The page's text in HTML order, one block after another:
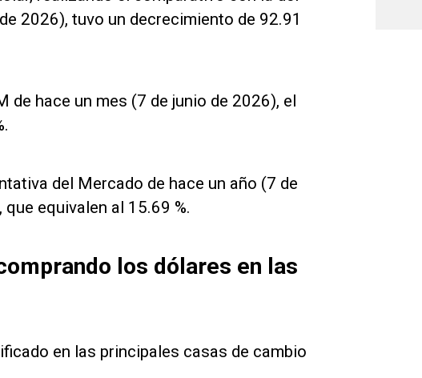
2026), tuvo un decrecimiento de 92.91
hace un mes (7 de junio de 2026), el
del Mercado de hace un año (7 de
equivalen al 15.69 %.
los dólares en las
en las principales casas de cambio